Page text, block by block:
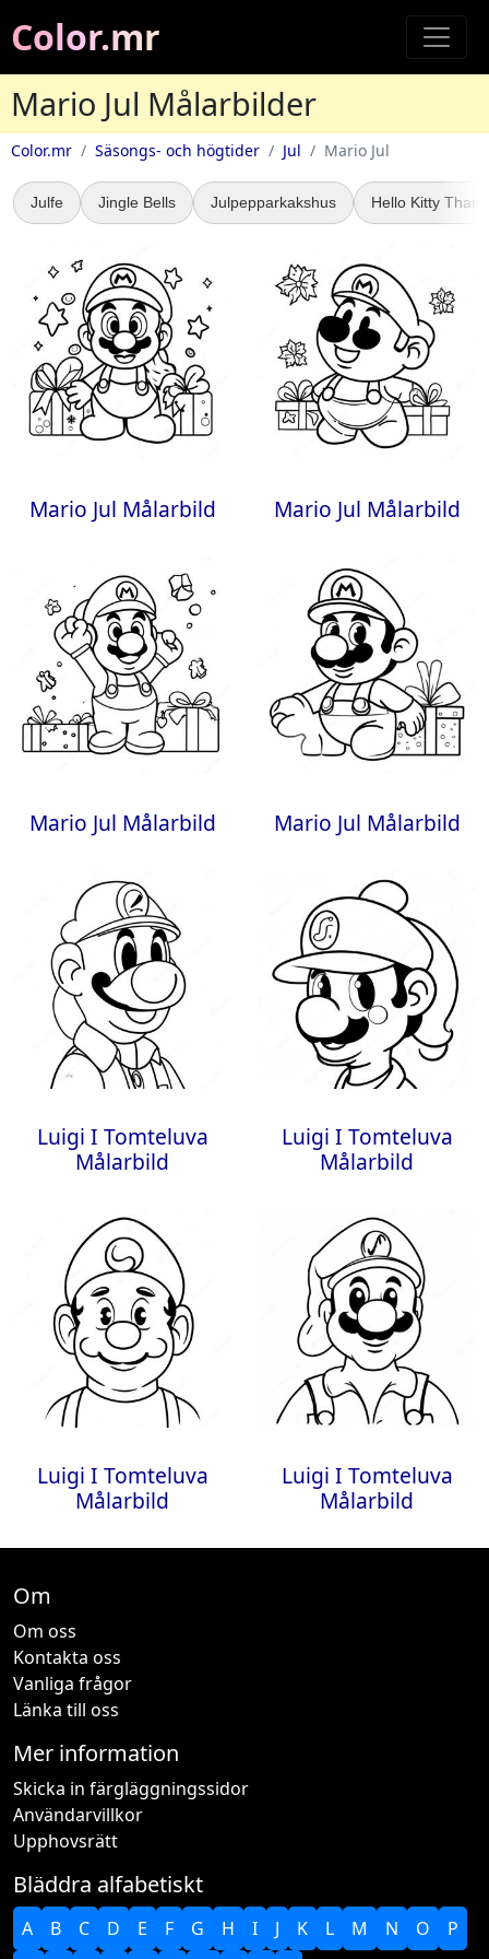
Color.mr
Mario Jul Målarbilder
Color.mr Säsongs- och högtider Jul Mario Jul
Julfe Jingle Bells Julpepparkakshus Hello Kitty
Mario Jul Målarbild Mario Jul Målarbild
Mario Jul Målarbild Mario Jul Målarbild
Luigi I Tomteluva
Målarbild
Luigi I Tomteluva
Målarbild
Luigi I Tomteluva
Målarbild
Luigi I Tomteluva
Målarbild
Om
Om oss
Kontakta oss
Vanliga frågor
Länka till oss
Mer information
Skicka in färgläggningssidor
Användarvillkor
Upphovsrätt
Bläddra alfabetiskt
A B C D E F G H I J K L M N O P